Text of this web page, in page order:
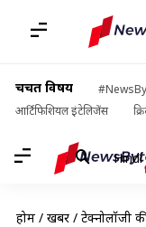
चर्चित विषय
आर्टिफिशियल इंटेलिजेंस
Hindi
होम / खबरें / टेक्नोलॉजी